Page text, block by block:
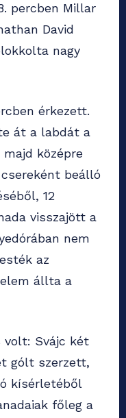
percben Millar
David
nagy
érkezett.
át a labdát a
középre
beálló
12
visszajött a
nem
az
állta a
volt: Svájc két
gólt szerzett,
kísérletéből
főleg a